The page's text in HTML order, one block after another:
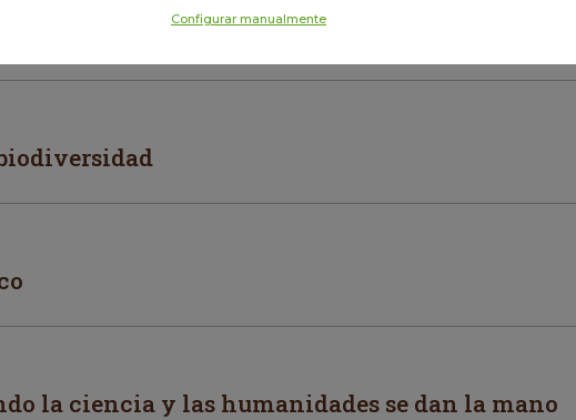
una nueva amenza
la ciencia y las humanidades se dan la mano
Configurar manualmente